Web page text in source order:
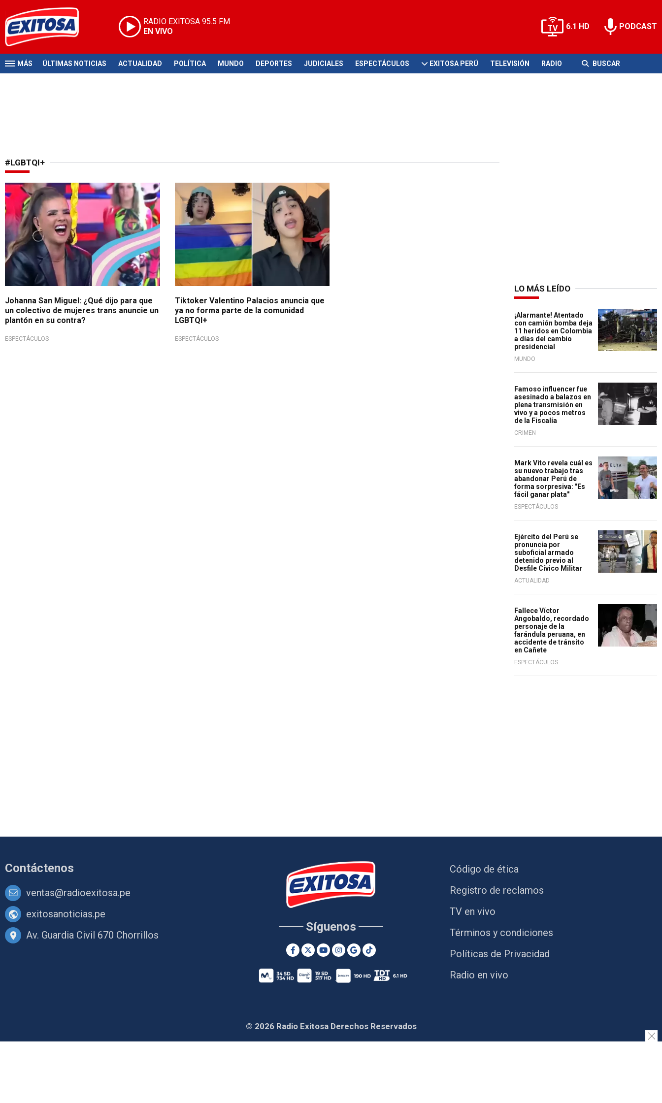
RADIO EXITOSA 95.5 FM
EN VIVO
6.1 HD PODCAST
MÁS ÚLTIMAS NOTICIAS ACTUALIDAD POLÍTICA MUNDO DEPORTES JUDICIALES ESPECTÁCULOS EXITOSA PERÚ TELEVISIÓN RADIO BUSCAR
#LGBTQI+
En el ojo de la tormenta
Johanna San Miguel: ¿Qué dijo para que
un colectivo de mujeres trans anuncie un
plantón en su contra?
ESPECTÁCULOS
¡En shock!
Tiktoker Valentino Palacios anuncia que
ya no forma parte de la comunidad
LGBTQI+
ESPECTÁCULOS
LO MÁS LEÍDO
¡Alarmante! Atentado
con camión bomba deja
11 heridos en Colombia
a días del cambio
presidencial
MUNDO
Famoso influencer fue
asesinado a balazos en
plena transmisión en
vivo y a pocos metros
de la Fiscalía
CRIMEN
Mark Vito revela cuál es
su nuevo trabajo tras
abandonar Perú de
forma sorpresiva: "Es
fácil ganar plata"
ESPECTÁCULOS
Ejército del Perú se
pronuncia por
suboficial armado
detenido previo al
Desfile Cívico Militar
ACTUALIDAD
Fallece Víctor
Angobaldo, recordado
personaje de la
farándula peruana, en
accidente de tránsito
en Cañete
ESPECTÁCULOS
Contáctenos
ventas@radioexitosa.pe
exitosanoticias.pe
Av. Guardia Civil 670 Chorrillos
Síguenos
Código de ética
Registro de reclamos
TV en vivo
Términos y condiciones
Políticas de Privacidad
Radio en vivo
© 2026 Radio Exitosa Derechos Reservados